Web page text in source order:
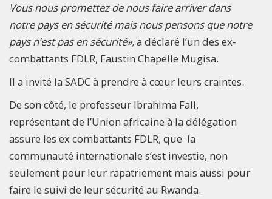
Vous nous promettez de nous faire arriver dans
notre pays en sécurité mais nous pensons que notre
pays n’est pas en sécurité»,a déclaré l’un des ex-
combattants FDLR, Faustin Chapelle Mugisa.
Il a invité la SADC à prendre à cœur leurs craintes.
De son côté, le professeur Ibrahima Fall,
représentant de l’Union africaine à la délégation
assure les ex combattants FDLR, que la
communauté internationale s’est investie, non
seulement pour leur rapatriement mais aussi pour
faire le suivi de leur sécurité au Rwanda.